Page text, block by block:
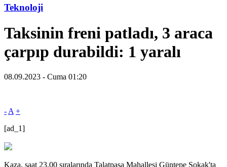
Teknoloji
Taksinin freni patladı, 3 araca
çarpıp durabildi: 1 yaralı
08.09.2023 - Cuma 01:20
- A +
[ad_1]
Kaza, saat 23.00 sıralarında Talatpaşa Mahallesi Güntepe Sokak'ta